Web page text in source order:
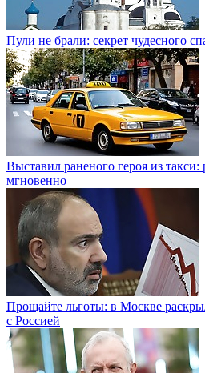
Пули не брали: секрет чудесного
Выставил раненого героя из такси:
мгновенно
Прощайте льготы: в Москве
с Россией